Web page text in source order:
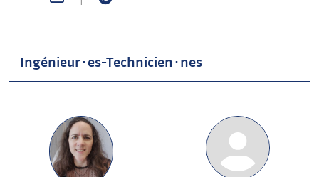
Ingénieur·es-Technicien·nes